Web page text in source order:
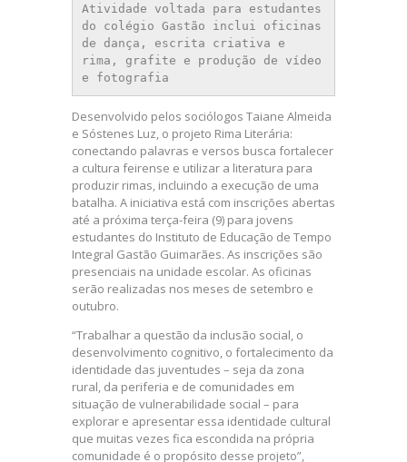
Atividade voltada para estudantes
do colégio Gastão inclui oficinas
de dança, escrita criativa e
rima, grafite e produção de vídeo
e fotografia
Desenvolvido pelos sociólogos Taiane Almeida
e Sóstenes Luz, o projeto Rima Literária:
conectando palavras e versos busca fortalecer
a cultura feirense e utilizar a literatura para
produzir rimas, incluindo a execução de uma
batalha. A iniciativa está com inscrições abertas
até a próxima terça-feira (9) para jovens
estudantes do Instituto de Educação de Tempo
Integral Gastão Guimarães. As inscrições são
presenciais na unidade escolar. As oficinas
serão realizadas nos meses de setembro e
outubro.
“Trabalhar a questão da inclusão social, o
desenvolvimento cognitivo, o fortalecimento da
identidade das juventudes – seja da zona
rural, da periferia e de comunidades em
situação de vulnerabilidade social – para
explorar e apresentar essa identidade cultural
que muitas vezes fica escondida na própria
comunidade é o propósito desse projeto”,